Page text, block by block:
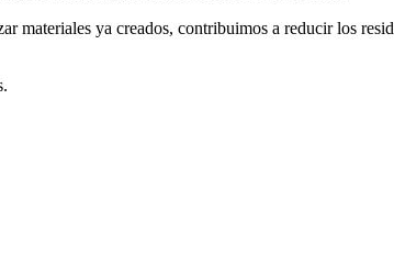
materiales ya creados, contribuimos a reducir los